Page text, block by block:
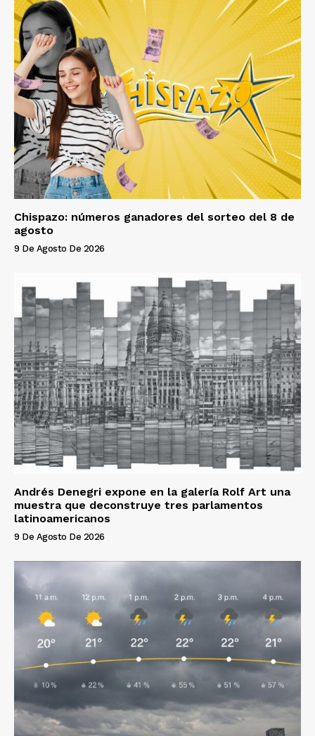
Chispazo: números ganadores del sorteo del 8 de
agosto
9 De Agosto De 2026
Andrés Denegri expone en la galería Rolf Art una
muestra que deconstruye tres parlamentos
latinoamericanos
9 De Agosto De 2026